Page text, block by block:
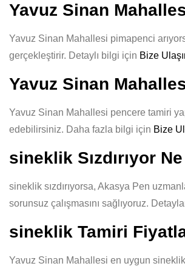
Yavuz Sinan
Yavuz Sinan Mahallesi pimapenci
gerçekleştirir. Detaylı bilgi için Bize
Yavuz Sinan
Yavuz Sinan Mahallesi pencere tamiri
edebilirsiniz. Daha fazla bilgi için Bize
sineklik Sızdırıyor
sineklik sızdırıyorsa, Akasya Pen
sorunsuz çalışmasını sağlıyoruz.
sineklik Tamiri
Yavuz Sinan Mahallesi en uygun